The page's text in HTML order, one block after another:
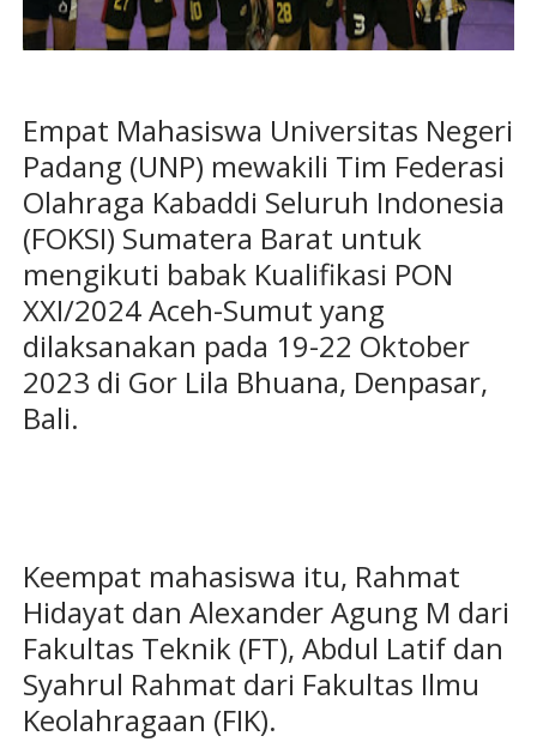
Empat Mahasiswa Universitas Negeri
Padang (UNP) mewakili Tim Federasi
Olahraga Kabaddi Seluruh Indonesia
(FOKSI) Sumatera Barat untuk
mengikuti babak Kualifikasi PON
XXI/2024 Aceh-Sumut yang
dilaksanakan pada 19-22 Oktober
2023 di Gor Lila Bhuana, Denpasar,
Bali.
Keempat mahasiswa itu, Rahmat
Hidayat dan Alexander Agung M dari
Fakultas Teknik (FT), Abdul Latif dan
Syahrul Rahmat dari Fakultas Ilmu
Keolahragaan (FIK).